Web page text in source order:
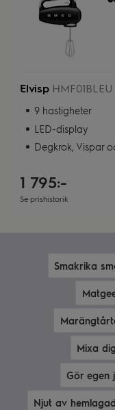
Elvisp HMF01BLEU
9 hastigheter
LED-display
Degkrok, Vispar
1 795:-
Se prishistorik
Smakrika
Mixa
Gör egen
Njut av